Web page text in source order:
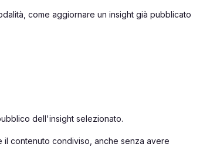
come aggiornare un insight già pubblicato
dell'insight selezionato.
il contenuto condiviso, anche senza avere